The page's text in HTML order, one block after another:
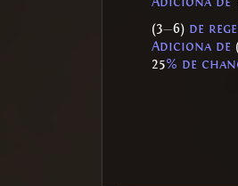
(3—6) de
Adiciona de
25% de